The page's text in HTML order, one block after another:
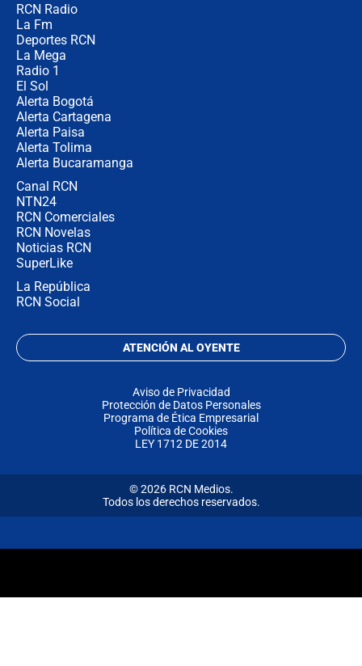
RCN Radio
La Fm
Deportes RCN
La Mega
Radio 1
El Sol
Alerta Bogotá
Alerta Cartagena
Alerta Paisa
Alerta Tolima
Alerta Bucaramanga
Canal RCN
NTN24
RCN Comerciales
RCN Novelas
Noticias RCN
SuperLike
La República
RCN Social
ATENCIÓN AL OYENTE
Aviso de Privacidad
Protección de Datos Personales
Programa de Ética Empresarial
Política de Cookies
LEY 1712 DE 2014
© 2026 RCN Medios.
Todos los derechos reservados.